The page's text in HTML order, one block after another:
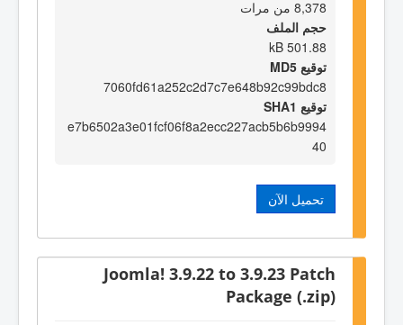
8,378 من مرات
حجم الملف
501.88 kB
توقيع MD5
7060fd61a252c2d7c7e648b92c99bdc8
توقيع SHA1
e7b6502a3e01fcf06f8a2ecc227acb5b6b9994
40
تحميل الآن
Joomla! 3.9.22 to 3.9.23 Patch
Package (.zip)